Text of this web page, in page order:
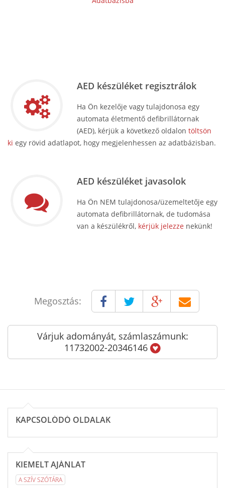
AED készüléket regisztrálok
Ha Ön kezelője vagy tulajdonosa egy
automata életmentő defibrillátornak
(AED), kérjük a következő oldalon töltsön
ki egy rövid adatlapot, hogy megjelenhessen az adatbázisban.
AED készüléket javasolok
Ha Ön NEM tulajdonosa/üzemeltetője egy
automata defibrillátornak, de tudomása
van a készülékről, kérjük jelezze nekünk!
Megosztás:
Várjuk adományát, számlaszámunk:
11732002-20346146
KAPCSOLÓDÓ OLDALAK
KIEMELT AJÁNLAT
A SZÍV SZÓTÁRA